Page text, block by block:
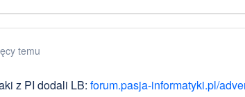
temu
z PI dodali LB: forum.pasja-informatyki.pl/